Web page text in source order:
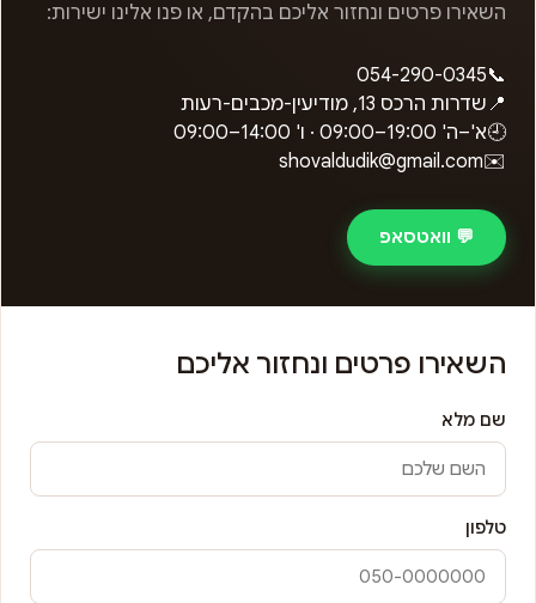
השאירו פרטים ונחזור אליכם בהקדם, או פנו אלינו ישירות:
📞
054-290-0345
📍 שדרות הרכס 13, מודיעין-מכבים-רעות
🕘א'–ה' 09:00–19:00 · ו' 09:00–14:00
✉️
shovaldudik@gmail.com
💬 וואטסאפ
השאירו פרטים ונחזור אליכם
שם מלא
טלפון